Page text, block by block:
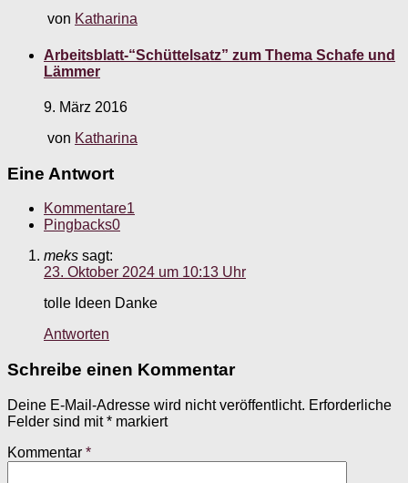
von Katharina
Arbeitsblatt-“Schüttelsatz” zum Thema Schafe und
Lämmer
9. März 2016
von Katharina
Eine Antwort
Kommentare1
Pingbacks0
meks sagt:
23. Oktober 2024 um 10:13 Uhr
tolle Ideen Danke
Antworten
Schreibe einen Kommentar
Deine E-Mail-Adresse wird nicht veröffentlicht. Erforderliche
Felder sind mit* markiert
Kommentar *